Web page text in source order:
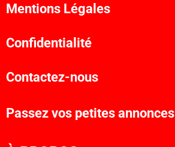
Mentions Légales
Confidentialité
Contactez-nous
Passez vos petites annonces